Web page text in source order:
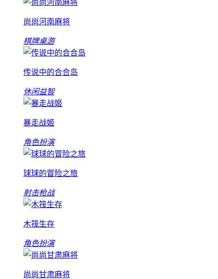
尚尚河南麻将
棋牌桌游
传说中的合合岛
休闲益智
暴走战姬
角色扮演
球球的冒险之旅
射击枪战
木筏生存
角色扮演
尚尚甘肃麻将